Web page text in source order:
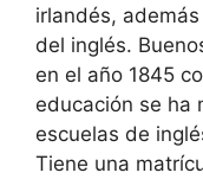
irlandés,
del inglés.
en el año 1845
educación se ha
escuelas de
Tiene una